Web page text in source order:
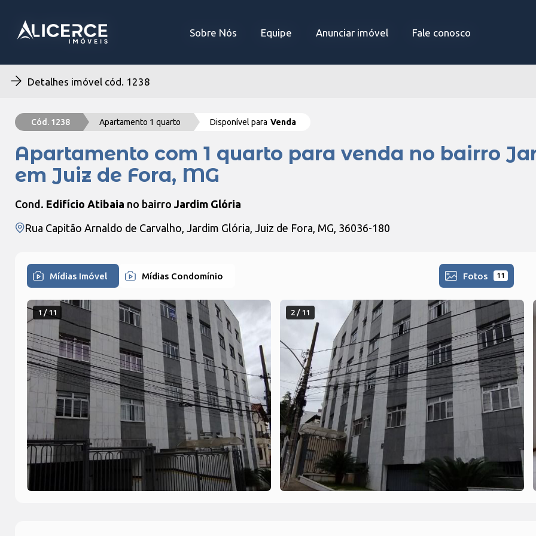
Sobre Nós Equipe Anunciar imóvel Fale conosco
Sobre Nós Equipe Anunciar imóvel Fale conosco
Detalhes imóvel cód. 1238
Cód. 1238 Apartamento 1 quarto Disponível para Venda
Apartamento com 1 quarto para venda no bairro
em Juiz de Fora, MG
Cond. Edifício Atibaia no bairro Jardim Glória
Rua Capitão Arnaldo de Carvalho, Jardim Glória, Juiz de Fora, MG, 36036-180
Mídias Imóvel Mídias Condomínio Fotos 11
1 / 11 2 / 11